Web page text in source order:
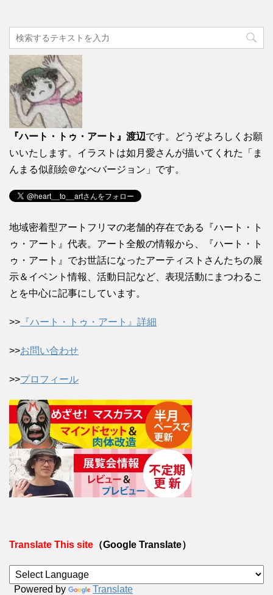
『ハート・トゥ・アート』渡辺です。どうぞよろしくお願
いいたします。イラストは如月愛さんが描いてくれた「ま
んまる似顔絵＠なべバージョン」です。
地域密着型アートフリマの老舗的存在である『ハート・ト
ゥ・アート』代表。アート全般の情報から、『ハート・ト
ゥ・アート』でお世話になったアーティストさんたちの展
示＆イベント情報、活動日記など、表現活動にまつわるこ
とを中心に記事にしています。
>> 『ハート・トゥ・アート』詳細
>>お問い合わせ
>>プロフィール
Translate This site （Google Translate）
Powered by Translate